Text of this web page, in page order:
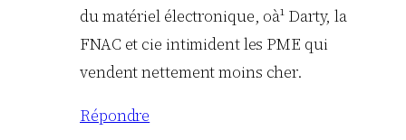
du matériel électronique, oà¹ Darty, la
FNAC et cie intimident les PME qui
vendent nettement moins cher.
Répondre